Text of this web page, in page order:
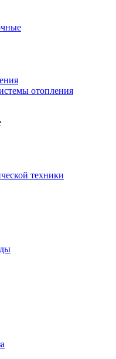
отопления
техники